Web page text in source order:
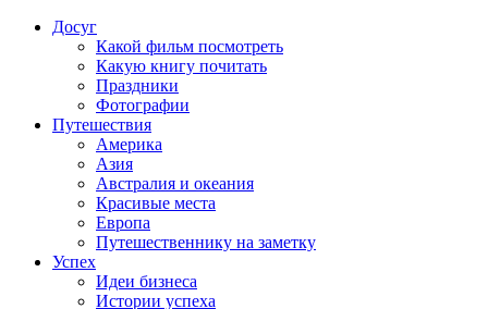
Досуг
Какой фильм посмотреть
Какую книгу почитать
Праздники
Фотографии
Путешествия
Америка
Азия
Австралия и океания
Красивые места
Европа
Путешественнику на заметку
Успех
Идеи бизнеса
Истории успеха